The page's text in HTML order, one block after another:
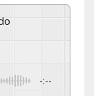
-:--